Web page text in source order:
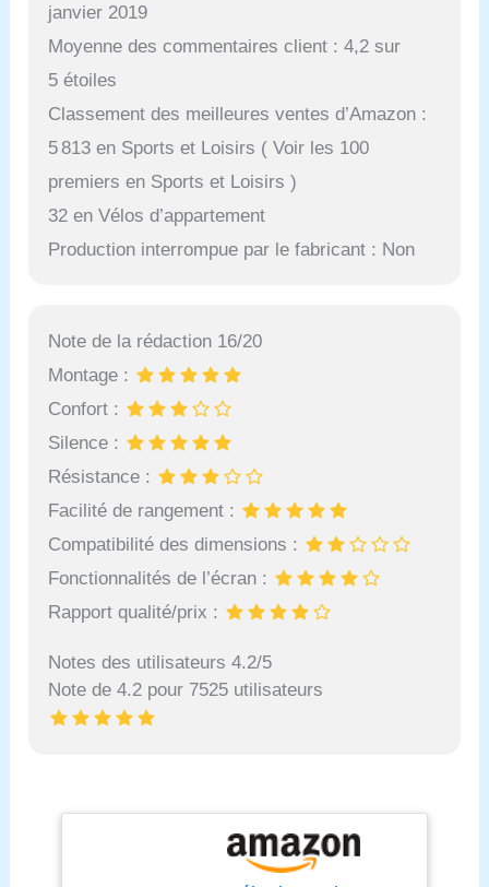
janvier 2019
Moyenne des commentaires client : 4,2 sur
5 étoiles
Classement des meilleures ventes d’Amazon :
5 813 en Sports et Loisirs ( Voir les 100
premiers en Sports et Loisirs )
32 en Vélos d’appartement
Production interrompue par le fabricant : Non
Note de la rédaction 16/20
Montage :
Confort :
Silence :
Résistance :
Facilité de rangement :
Compatibilité des dimensions :
Fonctionnalités de l’écran :
Rapport qualité/prix :
Notes des utilisateurs 4.2/5
Note de 4.2 pour 7525 utilisateurs